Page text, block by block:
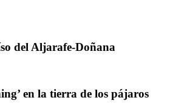
del Aljarafe-Doñana
en la tierra de los pájaros